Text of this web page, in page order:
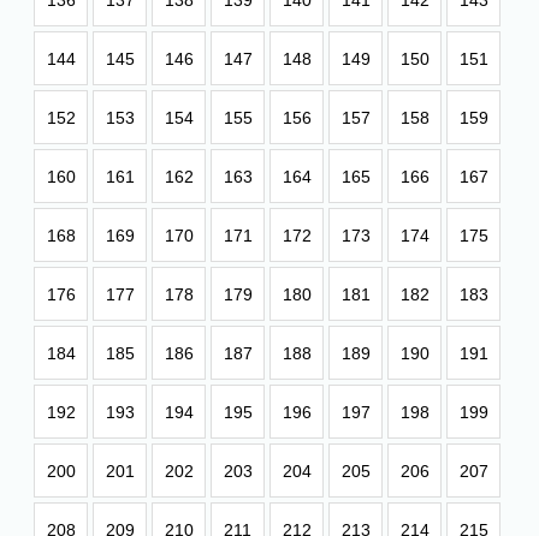
144 145 146 147 148 149 150 151
152 153 154 155 156 157 158 159
160 161 162 163 164 165 166 167
168 169 170 171 172 173 174 175
176 177 178 179 180 181 182 183
184 185 186 187 188 189 190 191
192 193 194 195 196 197 198 199
200 201 202 203 204 205 206 207
208 209 210 211 212 213 214 215